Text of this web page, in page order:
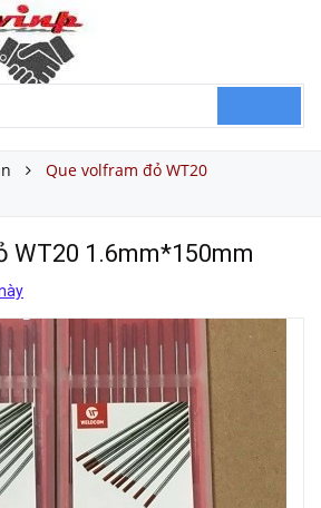
Que volfram đỏ WT20
WT20 1.6mm*150mm